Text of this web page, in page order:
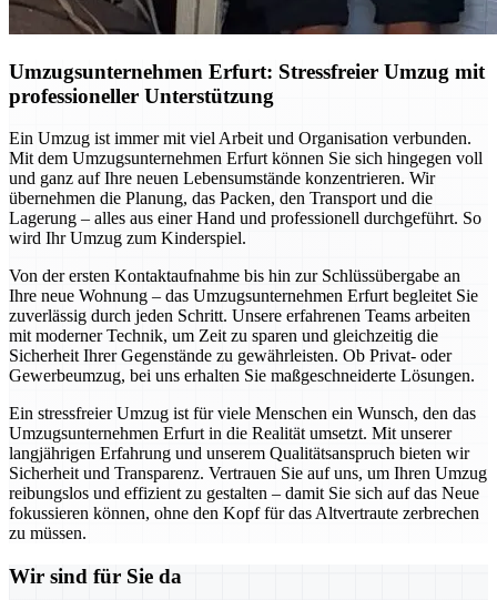
Umzugsunternehmen Erfurt: Stressfreier Umzug mit
professioneller Unterstützung
Ein Umzug ist immer mit viel Arbeit und Organisation verbunden.
Mit dem Umzugsunternehmen Erfurt können Sie sich hingegen voll
und ganz auf Ihre neuen Lebensumstände konzentrieren. Wir
übernehmen die Planung, das Packen, den Transport und die
Lagerung – alles aus einer Hand und professionell durchgeführt. So
wird Ihr Umzug zum Kinderspiel.
Von der ersten Kontaktaufnahme bis hin zur Schlüssübergabe an
Ihre neue Wohnung – das Umzugsunternehmen Erfurt begleitet Sie
zuverlässig durch jeden Schritt. Unsere erfahrenen Teams arbeiten
mit moderner Technik, um Zeit zu sparen und gleichzeitig die
Sicherheit Ihrer Gegenstände zu gewährleisten. Ob Privat- oder
Gewerbeumzug, bei uns erhalten Sie maßgeschneiderte Lösungen.
Ein stressfreier Umzug ist für viele Menschen ein Wunsch, den das
Umzugsunternehmen Erfurt in die Realität umsetzt. Mit unserer
langjährigen Erfahrung und unserem Qualitätsanspruch bieten wir
Sicherheit und Transparenz. Vertrauen Sie auf uns, um Ihren Umzug
reibungslos und effizient zu gestalten – damit Sie sich auf das Neue
fokussieren können, ohne den Kopf für das Altvertraute zerbrechen
zu müssen.
Wir sind für Sie da